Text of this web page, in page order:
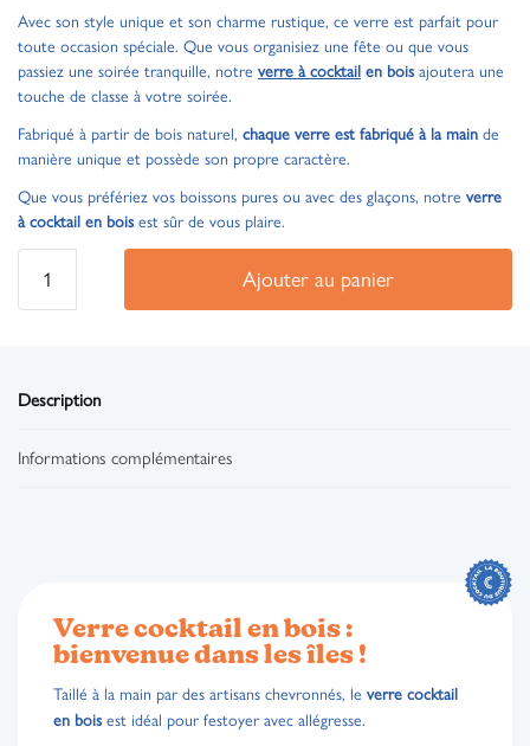
Avec son style unique et son charme rustique, ce verre est parfait pour
toute occasion spéciale. Que vous organisiez une fête ou que vous
passiez une soirée tranquille, notre verre à cocktail en bois ajoutera une
touche de classe à votre soirée.
Fabriqué à partir de bois naturel, chaque verre est fabriqué à la main de
manière unique et possède son propre caractère.
Que vous préfériez vos boissons pures ou avec des glaçons, notre verre
à cocktail en bois est sûr de vous plaire.
Ajouter au panier
Description
Informations complémentaires
Verre cocktail en bois :
bienvenue dans les îles !
Taillé à la main par des artisans chevronnés, le verre cocktail
en bois est idéal pour festoyer avec allégresse.